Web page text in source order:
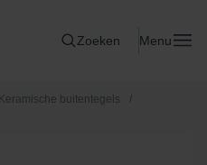
Zoeken Menu
Keramische buitentegels
/